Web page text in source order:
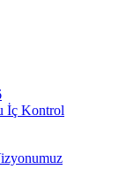
İç Kontrol